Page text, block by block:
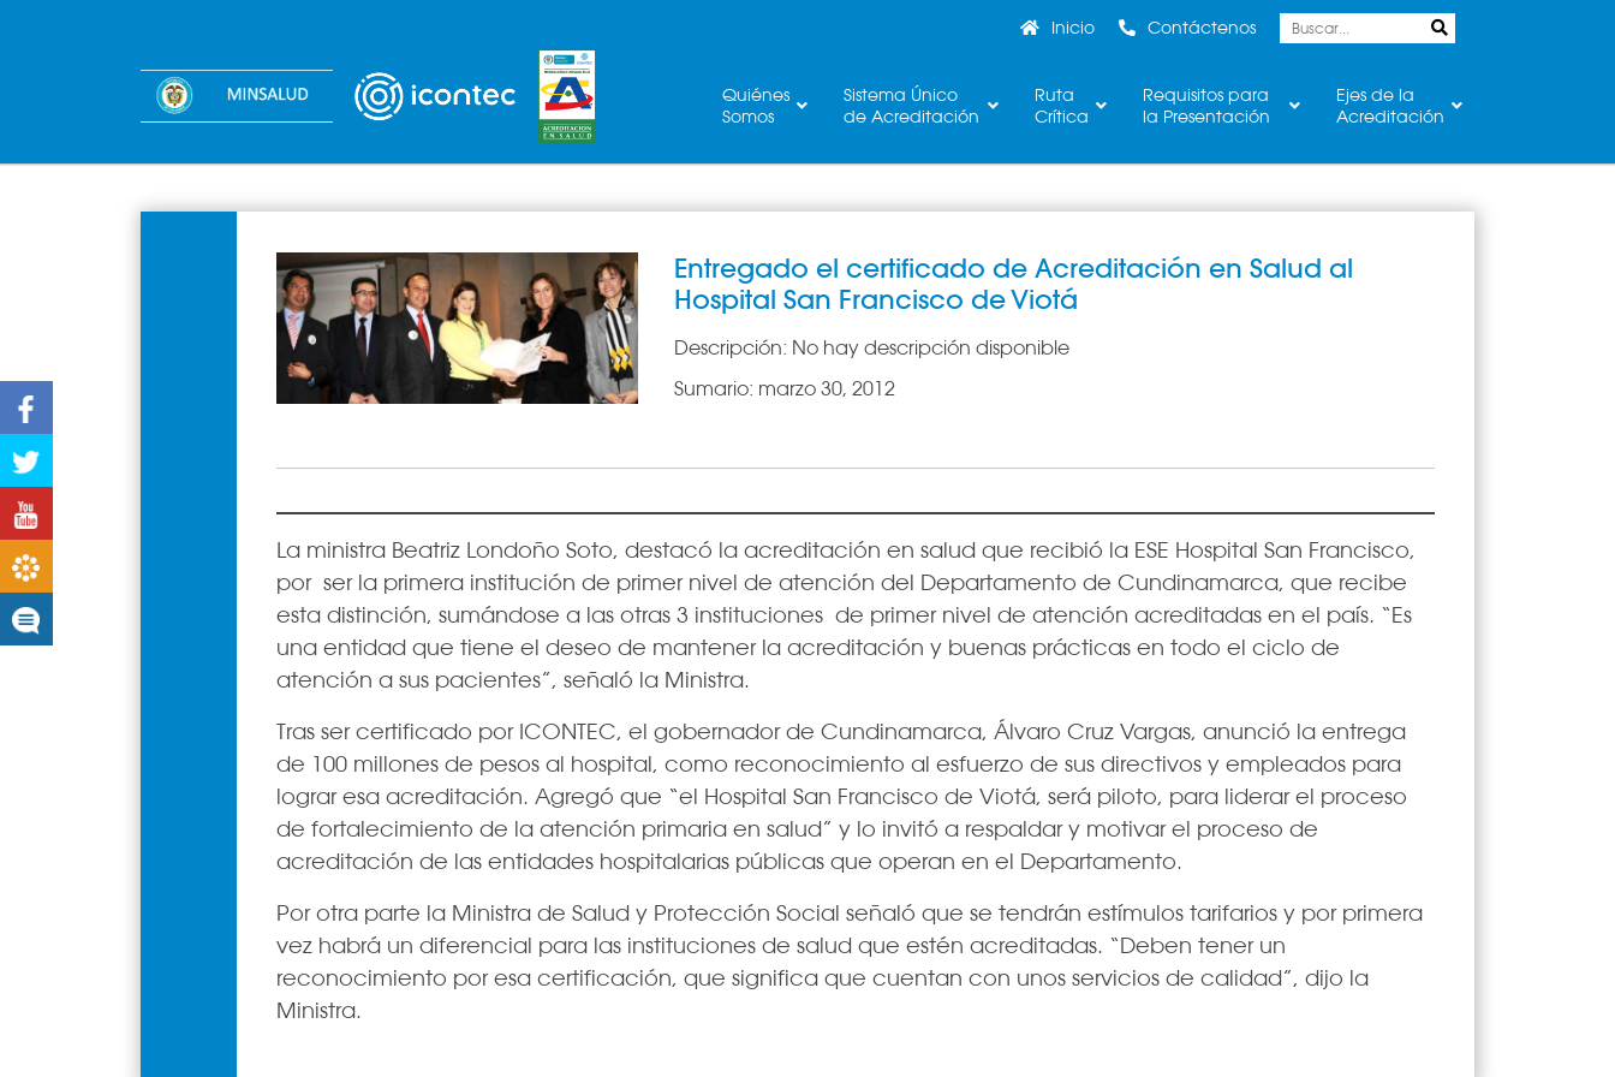
Inicio Contáctenos
Quiénes
Somos
Sistema Único
de Acreditación
Ruta
Crítica
Requisitos para
la Presentación
Ejes de la
Acreditación
Entregado el certificado de Acreditación en Salud al
Hospital San Francisco de Viotá
Descripción: No hay descripción disponible
Sumario: marzo 30, 2012
La ministra Beatriz Londoño Soto, destacó la acreditación en salud que recibió la ESE Hospital San Francisco,
por ser la primera institución de primer nivel de atención del Departamento de Cundinamarca, que recibe
esta distinción, sumándose a las otras 3 instituciones de primer nivel de atención acreditadas en el país. “Es
una entidad que tiene el deseo de mantener la acreditación y buenas prácticas en todo el ciclo de
atención a sus pacientes”, señaló la Ministra.
Tras ser certificado por ICONTEC, el gobernador de Cundinamarca, Álvaro Cruz Vargas, anunció la entrega
de 100 millones de pesos al hospital, como reconocimiento al esfuerzo de sus directivos y empleados para
lograr esa acreditación. Agregó que “el Hospital San Francisco de Viotá, será piloto, para liderar el proceso
de fortalecimiento de la atención primaria en salud” y lo invitó a respaldar y motivar el proceso de
acreditación de las entidades hospitalarias públicas que operan en el Departamento.
Por otra parte la Ministra de Salud y Protección Social señaló que se tendrán estímulos tarifarios y por primera
vez habrá un diferencial para las instituciones de salud que estén acreditadas. “Deben tener un
reconocimiento por esa certificación, que significa que cuentan con unos servicios de calidad”, dijo la
Ministra.